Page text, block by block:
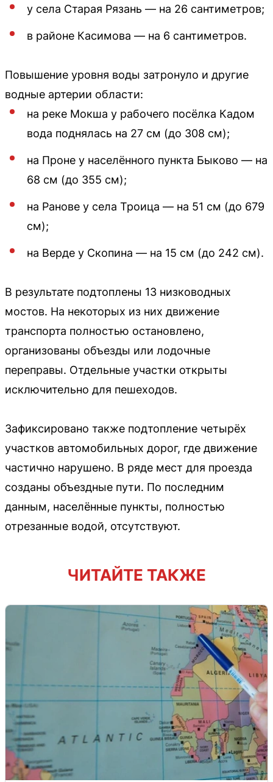
у села Старая Рязань — на 26 сантиметров;
в районе Касимова — на 6 сантиметров.
Повышение уровня воды затронуло и другие
водные артерии области:
на реке Мокша у рабочего посёлка Кадом
вода поднялась на 27 см (до 308 см);
на Проне у населённого пункта Быково — на
68 см (до 355 см);
на Ранове у села Троица — на 51 см (до 679
см);
на Верде у Скопина — на 15 см (до 242 см).
В результате подтоплены 13 низководных
мостов. На некоторых из них движение
транспорта полностью остановлено,
организованы объезды или лодочные
переправы. Отдельные участки открыты
исключительно для пешеходов.
Зафиксировано также подтопление четырёх
участков автомобильных дорог, где движение
частично нарушено. В ряде мест для проезда
созданы объездные пути. По последним
данным, населённые пункты, полностью
отрезанные водой, отсутствуют.
ЧИТАЙТЕ ТАКЖЕ